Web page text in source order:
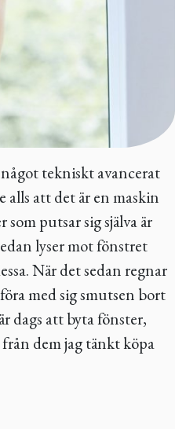
något tekniskt avancerat
att det är en maskin
putsar sig själva är
lyser mot fönstret
När det sedan regnar
med sig smutsen bort
dags att byta fönster,
dem jag tänkt köpa